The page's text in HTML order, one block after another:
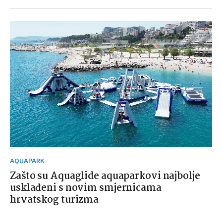
AQUAPARK
Zašto su Aquaglide aquaparkovi najbolje
usklađeni s novim smjernicama
hrvatskog turizma